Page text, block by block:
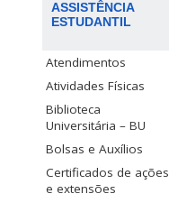
ASSISTÊNCIA
ESTUDANTIL
Atendimentos
Atividades Físicas
Biblioteca
Universitária – BU
Bolsas e Auxílios
Certificados de ações
e extensões